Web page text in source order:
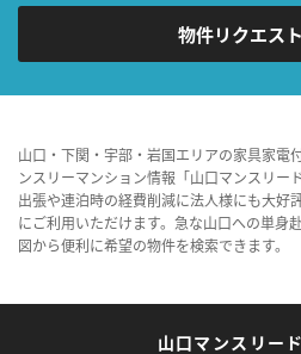
物件リクエス
山口・下関・宇部・岩国エリアの家具家電
ンスリーマンション情報「山口マンスリー
出張や連泊時の経費削減に法人様にも大好
にご利用いただけます。急な山口への単身
図から便利に希望の物件を検索できます。
山口マンスリー